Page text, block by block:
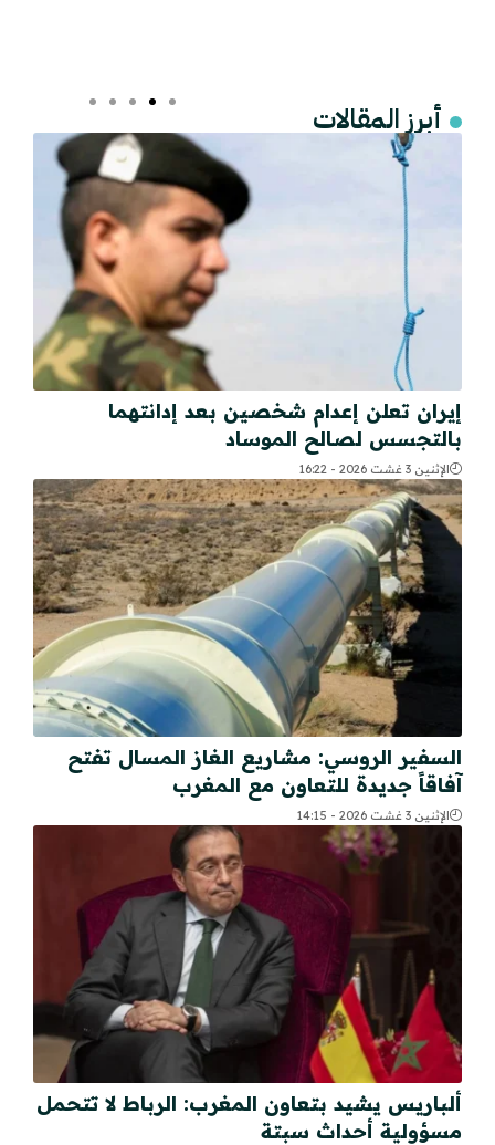
أبرز المقالات
إيران تعلن إعدام شخصين بعد إدانتهما
بالتجسس لصالح الموساد
الإثنين 3 غشت 2026 - 16:22
السفير الروسي: مشاريع الغاز المسال تفتح
آفاقاً جديدة للتعاون مع المغرب
الإثنين 3 غشت 2026 - 14:15
ألباريس يشيد بتعاون المغرب: الرباط لا تتحمل
مسؤولية أحداث سبتة